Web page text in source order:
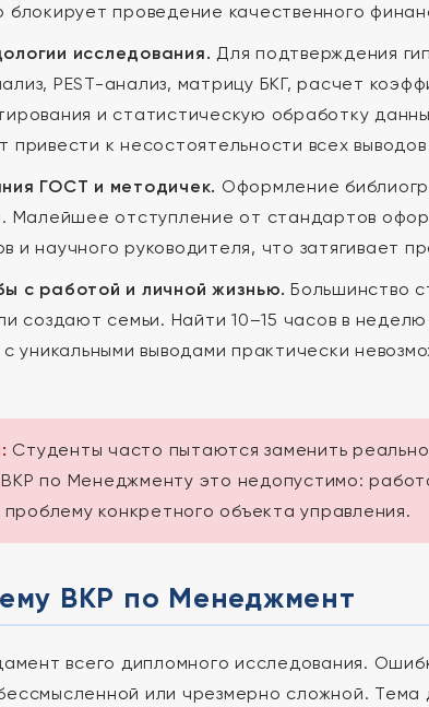
проведение качественного
исследования. Для подтверждения
PEST-анализ, матрицу БКГ, расчет
и статистическую обработку
привести к несостоятельности всех
ГОСТ и методичек. Оформление
Малейшее отступление от стандартов
и научного руководителя, что затягивает
с работой и личной жизнью. Большинство
создают семьи. Найти 10–15 часов в
уникальными выводами практически
Студенты часто пытаются заменить
по Менеджменту это недопустимо:
конкретного объекта управления.
ВКР по Менеджмент
всего дипломного исследования.
или чрезмерно сложной. Тема